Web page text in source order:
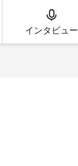
インタビュー